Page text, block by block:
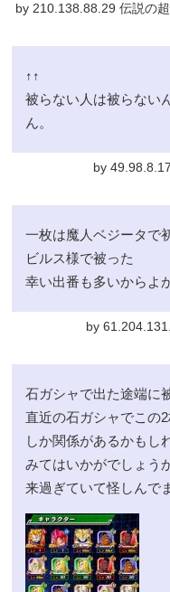
by 210.138.88.29 伝説の
↑↑
被らない人は被らない
ん。
by
一枚は魔人ベジータで
ビルス様で被った
幸い出番も多いからよ
by
石ガシャで出た途端に
直近の石ガシャでこの
しか関係があるかもし
みてはいかがでしょう
来過ぎていて怪しんで